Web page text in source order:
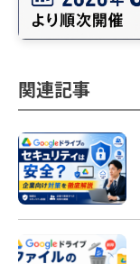
関連記事